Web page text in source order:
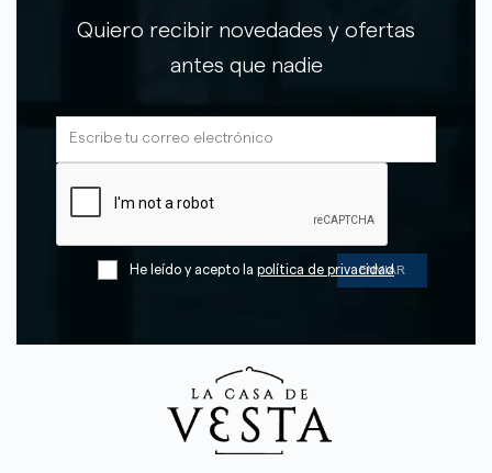
Quiero recibir novedades y ofertas
antes que nadie
He leído y acepto la política de privacidad